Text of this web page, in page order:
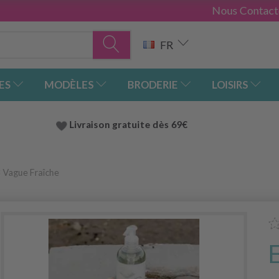
Nous
FR
MODÈLES BRODERIE LOISIRS
Livraison gratuite dès 69€
Fraîche